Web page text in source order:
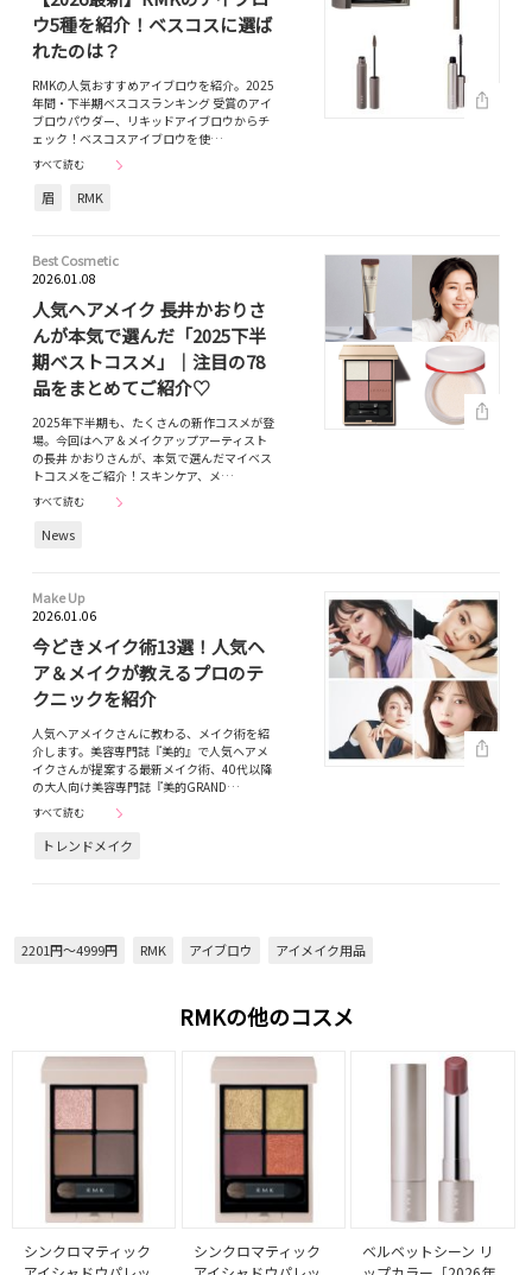
ウ5種を紹介！ベスコスに選ば
れたのは？
RMKの人気おすすめアイブロウを紹介。2025
年間・下半期ベスコスランキング 受賞のアイ
ブロウパウダー、リキッドアイブロウからチ
ェック！ベスコスアイブロウを使…
すべて読む
眉 RMK
Best Cosmetic
2026.01.08
人気ヘアメイク 長井かおりさ
んが本気で選んだ「2025下半
期ベストコスメ」｜注目の78
品をまとめてご紹介♡
2025年下半期も、たくさんの新作コスメが登
場。今回はヘア＆メイクアップアーティスト
の長井 かおりさんが、本気で選んだマイベス
トコスメをご紹介！スキンケア、メ…
すべて読む
News
Make Up
2026.01.06
今どきメイク術13選！人気ヘ
ア＆メイクが教えるプロのテ
クニックを紹介
人気へアメイクさんに教わる、メイク術を紹
介します。美容専門誌『美的』で人気ヘアメ
イクさんが提案する最新メイク術、40代以降
の大人向け美容専門誌『美的GRAND…
すべて読む
トレンドメイク
2201円～4999円 RMK アイブロウ アイメイク用品
RMKの他のコスメ
シンクロマティック
シンクロマティック
ベルベットシーン リ